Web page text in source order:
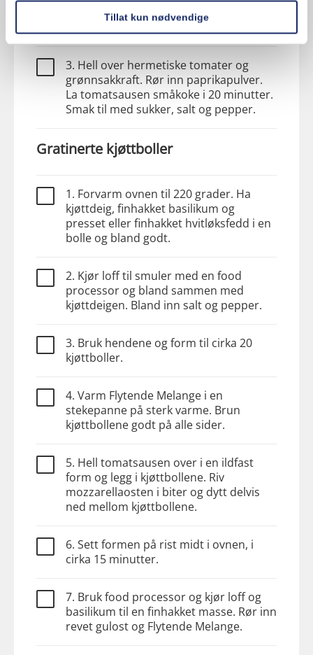
Tillat kun nødvendige
under omrøring i ca. 10 minutter. Løken
skal kun bli blank og myk, ikke få farge.
3. Hell over hermetiske tomater og
grønnsakkraft. Rør inn paprikapulver.
La tomatsausen småkoke i 20 minutter.
Smak til med sukker, salt og pepper.
Gratinerte kjøttboller
1. Forvarm ovnen til 220 grader. Ha
kjøttdeig, finhakket basilikum og
presset eller finhakket hvitløksfedd i en
bolle og bland godt.
2. Kjør loff til smuler med en food
processor og bland sammen med
kjøttdeigen. Bland inn salt og pepper.
3. Bruk hendene og form til cirka 20
kjøttboller.
4. Varm Flytende Melange i en
stekepanne på sterk varme. Brun
kjøttbollene godt på alle sider.
5. Hell tomatsausen over i en ildfast
form og legg i kjøttbollene. Riv
mozzarellaosten i biter og dytt delvis
ned mellom kjøttbollene.
6. Sett formen på rist midt i ovnen, i
cirka 15 minutter.
7. Bruk food processor og kjør loff og
basilikum til en finhakket masse. Rør inn
revet gulost og Flytende Melange.